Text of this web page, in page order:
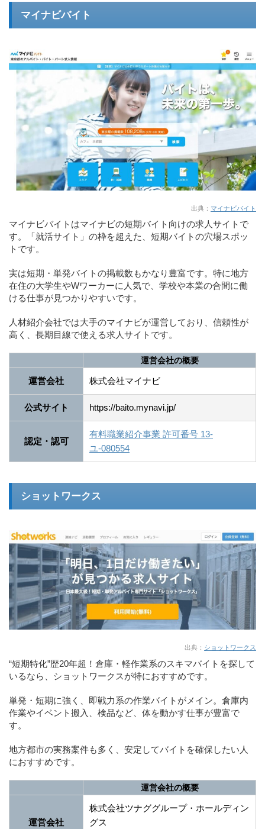
マイナビバイト
出典： マイナビバイト
マイナビバイトはマイナビの短期バイト向けの求人サイトで
す。「就活サイト」の枠を超えた、短期バイトの穴場スポッ
トです。
実は短期・単発バイトの掲載数もかなり豊富です。特に地方
在住の大学生やWワーカーに人気で、学校や本業の合間に働
ける仕事が見つかりやすいです。
人材紹介会社では大手のマイナビが運営しており、信頼性が
高く、長期目線で使える求人サイトです。
運営会社の概要
運営会社 株式会社マイナビ
公式サイト https://baito.mynavi.jp/
認定・認可
有料職業紹介事業 許可番号 13-
ユ-080554
ショットワークス
出典： ショットワークス
“短期特化”歴20年超！倉庫・軽作業系のスキマバイトを探して
いるなら、ショットワークスが特におすすめです。
単発・短期に強く、即戦力系の作業バイトがメイン。倉庫内
作業やイベント搬入、検品など、体を動かす仕事が豊富で
す。
地方都市の実務案件も多く、安定してバイトを確保したい人
におすすめです。
運営会社の概要
運営会社
株式会社ツナググループ・ホールディン
グス